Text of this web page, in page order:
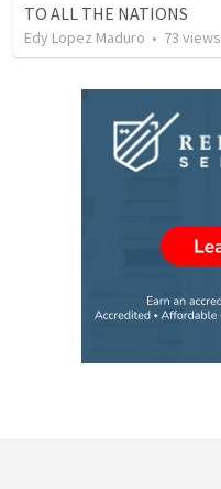
TO ALL THE NATIONS
Edy Lopez Maduro • 73 views